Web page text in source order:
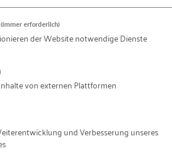
(immer erforderlich)
der Website notwendige Dienste
von externen Plattformen
und Verbesserung unseres